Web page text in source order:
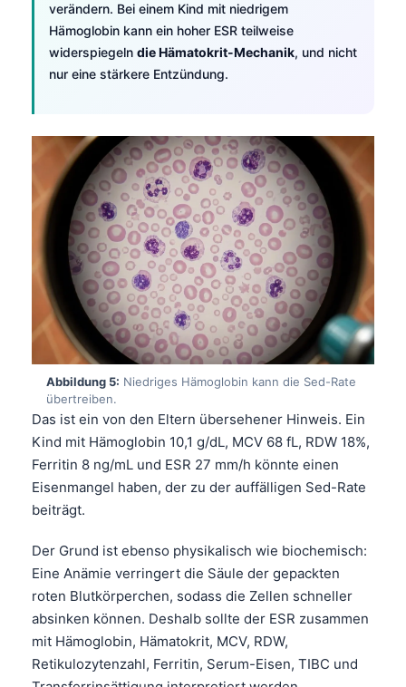
verändern. Bei einem Kind mit niedrigem
Hämoglobin kann ein hoher ESR teilweise
widerspiegeln die Hämatokrit-Mechanik, und nicht
nur eine stärkere Entzündung.
Abbildung 5: Niedriges Hämoglobin kann die Sed-Rate
übertreiben.
Das ist ein von den Eltern übersehener Hinweis. Ein
Kind mit Hämoglobin 10,1 g/dL, MCV 68 fL, RDW 18%,
Ferritin 8 ng/mL und ESR 27 mm/h könnte einen
Eisenmangel haben, der zu der auffälligen Sed-Rate
beiträgt.
Der Grund ist ebenso physikalisch wie biochemisch:
Eine Anämie verringert die Säule der gepackten
roten Blutkörperchen, sodass die Zellen schneller
absinken können. Deshalb sollte der ESR zusammen
mit Hämoglobin, Hämatokrit, MCV, RDW,
Retikulozytenzahl, Ferritin, Serum-Eisen, TIBC und